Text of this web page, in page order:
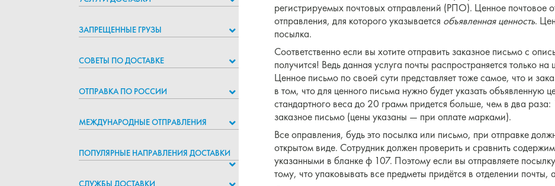
ЗАПРЕЩЕННЫЕ ГРУЗЫ
СОВЕТЫ ПО ДОСТАВКЕ
ОТПРАВКА ПО РОССИИ
МЕЖДУНАРОДНЫЕ ОТПРАВЛЕНИЯ
ПОПУЛЯРНЫЕ НАПРАВЛЕНИЯ ДОСТАВКИ
СЛУЖБЫ ДОСТАВКИ
регистрируемых почтовых отправлений (РПО). Ценное почтовое
отправления, для которого указывается объявленная ценность.
посылка.
Соответственно если вы хотите отправить заказное письмо с
получится! Ведь данная услуга почты распространяется только
Ценное письмо по своей сути представляет тоже самое, что и
в том, что для ценного письма нужно будет указать объявленную
стандартного веса до 20 грамм придется больше, чем в два
заказное письмо (цены указаны — при оплате марками).
Все оправления, будь это посылка или письмо, при отправке
открытом виде. Сотрудник должен проверить и сравнить
указанными в бланке ф 107. Поэтому если вы отправляете
тому, что упаковывать все предметы придётся в отделении почты,